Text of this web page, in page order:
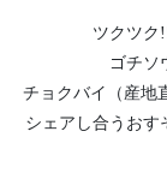
ツクツク
ゴチソ
チョクバイ（産地
シェアし合う おす